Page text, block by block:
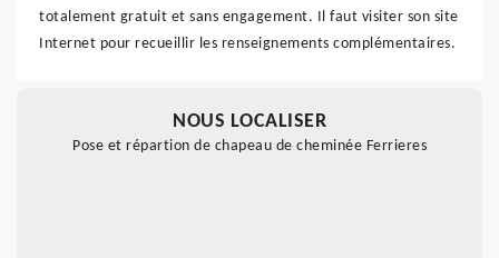
totalement gratuit et sans engagement. Il faut visiter son site
Internet pour recueillir les renseignements complémentaires.
NOUS LOCALISER
Pose et répartion de chapeau de cheminée Ferrieres